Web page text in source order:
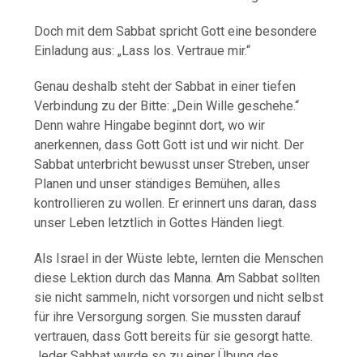
Doch mit dem Sabbat spricht Gott eine besondere
Einladung aus: „Lass los. Vertraue mir.“
Genau deshalb steht der Sabbat in einer tiefen
Verbindung zu der Bitte: „Dein Wille geschehe.“
Denn wahre Hingabe beginnt dort, wo wir
anerkennen, dass Gott Gott ist und wir nicht. Der
Sabbat unterbricht bewusst unser Streben, unser
Planen und unser ständiges Bemühen, alles
kontrollieren zu wollen. Er erinnert uns daran, dass
unser Leben letztlich in Gottes Händen liegt.
Als Israel in der Wüste lebte, lernten die Menschen
diese Lektion durch das Manna. Am Sabbat sollten
sie nicht sammeln, nicht vorsorgen und nicht selbst
für ihre Versorgung sorgen. Sie mussten darauf
vertrauen, dass Gott bereits für sie gesorgt hatte.